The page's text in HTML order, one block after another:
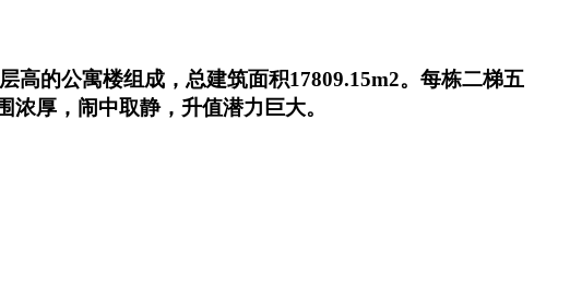
高的公寓楼组成，总建筑面积17809.15m2。每栋二梯五
厚，闹中取静，升值潜力巨大。